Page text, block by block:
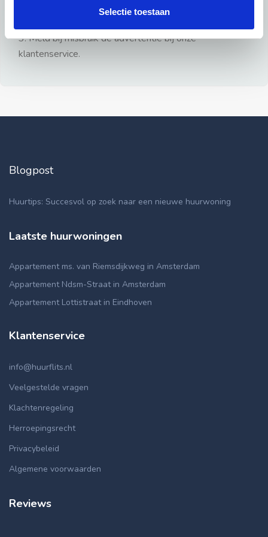
Selectie toestaan
3: Meld bij misbruik de advertentie bij onze
klantenservice.
Blogpost
Huurtips: Succesvol op zoek naar een nieuwe huurwoning
Laatste huurwoningen
Appartement ms. van Riemsdijkweg in Amsterdam
Appartement Ndsm-Straat in Amsterdam
Appartement Lottistraat in Eindhoven
Klantenservice
info@huurflits.nl
Veelgestelde vragen
Klachtenregeling
Herroepingsrecht
Privacybeleid
Algemene voorwaarden
Reviews